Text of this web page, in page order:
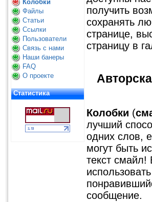
Колобки
Файлы
Статьи
Ссылки
Пользователи
Связь с нами
Наши банеры
FAQ
О проекте
Статистика
получить
сохранять
странице,
страницу в
Колобки (
лучший
одних слов,
могут быть
текст
сообщение.